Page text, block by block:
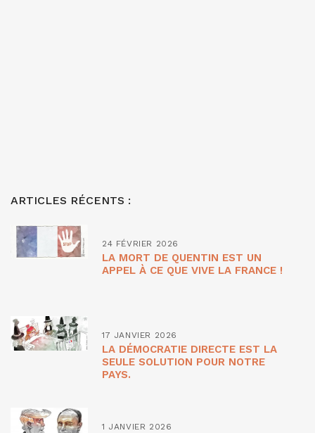
ARTICLES RÉCENTS :
24 FÉVRIER 2026
LA MORT DE QUENTIN EST UN
APPEL À CE QUE VIVE LA FRANCE !
17 JANVIER 2026
LA DÉMOCRATIE DIRECTE EST LA
SEULE SOLUTION POUR NOTRE
PAYS.
1 JANVIER 2026